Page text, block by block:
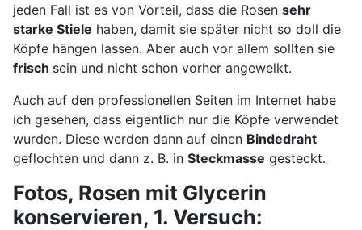
jeden Fall ist es von Vorteil, dass die Rosen sehr
starke Stiele haben, damit sie später nicht so doll die
Köpfe hängen lassen. Aber auch vor allem sollten sie
frisch sein und nicht schon vorher angewelkt.
Auch auf den professionellen Seiten im Internet habe
ich gesehen, dass eigentlich nur die Köpfe verwendet
wurden. Diese werden dann auf einen Bindedraht
geflochten und dann z. B. in Steckmasse gesteckt.
Fotos, Rosen mit Glycerin
konservieren, 1. Versuch: